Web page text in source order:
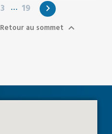
3 … 19

Retour au sommet 